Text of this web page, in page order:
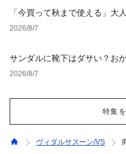
「今買って秋まで使える」大
タイルとNGな着こなし
2026/8/7
サンダルに靴下はダサい？お
と男女別おすすめコーデ
2026/8/7
特集
ヴィダルサスーン/VS